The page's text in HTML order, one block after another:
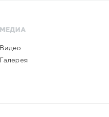
МЕДИА
Видео
Галерея